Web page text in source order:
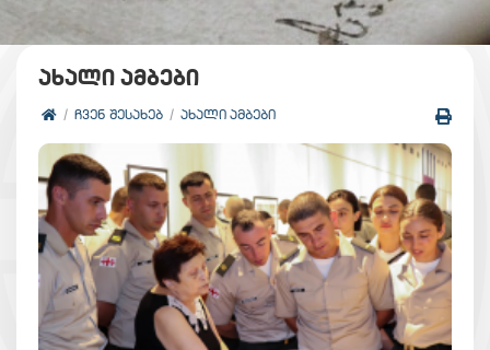
ახალი ამბები
ᲩᲕᲔᲜ ᲨᲔᲡᲐᲮᲔᲑ ᲐᲮᲐᲚᲘ ᲐᲛᲑᲔᲑᲘ